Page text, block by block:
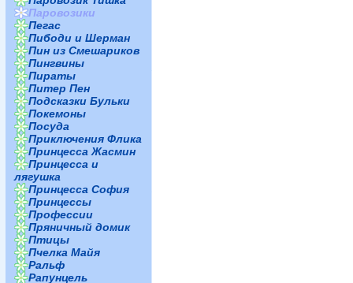
Паровозики
Пегас
Пибоди и Шерман
Пин из Смешариков
Пингвины
Пираты
Питер Пен
Подсказки Бульки
Покемоны
Посуда
Приключения Флика
Принцесса Жасмин
Принцесса и
лягушка
Принцесса София
Принцессы
Профессии
Пряничный домик
Птицы
Пчелка Майя
Ральф
Рапунцель